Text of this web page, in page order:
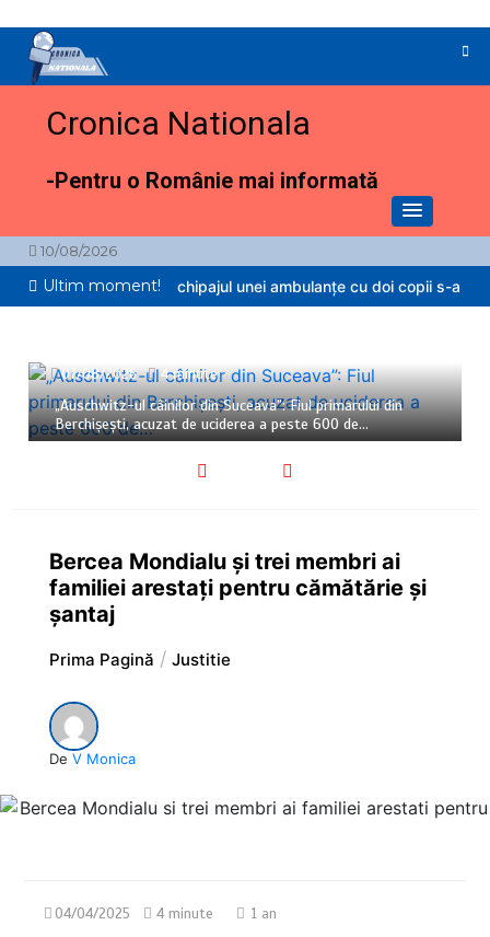
conținut
Cronica Nationala
-Pentru o Românie mai informată
10/08/2026
Ultim moment!
în Bacău. Echipajul unei ambulanțe cu doi copii s-a oprit pe
07/08/2026 4 minute
„Auschwitz-ul câinilor din Suceava”: Fiul primarului din
Berchișești, acuzat de uciderea a peste 600 de…
Bercea Mondialu și trei membri ai
familiei arestați pentru cămătărie și
șantaj
Prima Pagină Justitie
De V Monica
04/04/2025 4 minute 1 an